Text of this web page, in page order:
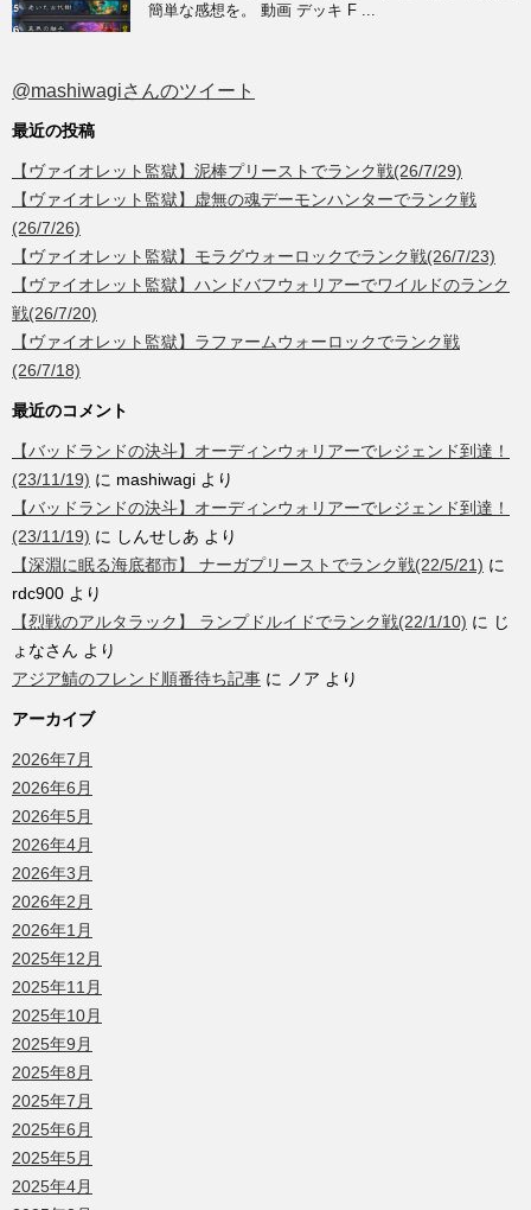
簡単な感想を。 動画 デッキ F ...
@mashiwagiさんのツイート
最近の投稿
【ヴァイオレット監獄】泥棒プリーストでランク戦(26/7/29)
【ヴァイオレット監獄】虚無の魂デーモンハンターでランク戦
(26/7/26)
【ヴァイオレット監獄】モラグウォーロックでランク戦(26/7/23)
【ヴァイオレット監獄】ハンドバフウォリアーでワイルドのランク
戦(26/7/20)
【ヴァイオレット監獄】ラファームウォーロックでランク戦
(26/7/18)
最近のコメント
【バッドランドの決斗】オーディンウォリアーでレジェンド到達！
(23/11/19) に mashiwagi より
【バッドランドの決斗】オーディンウォリアーでレジェンド到達！
(23/11/19) に しんせしあ より
【深淵に眠る海底都市】 ナーガプリーストでランク戦(22/5/21) に
rdc900 より
【烈戦のアルタラック】 ランプドルイドでランク戦(22/1/10) に じ
ょなさん より
アジア鯖のフレンド順番待ち記事 に ノア より
アーカイブ
2026年7月
2026年6月
2026年5月
2026年4月
2026年3月
2026年2月
2026年1月
2025年12月
2025年11月
2025年10月
2025年9月
2025年8月
2025年7月
2025年6月
2025年5月
2025年4月